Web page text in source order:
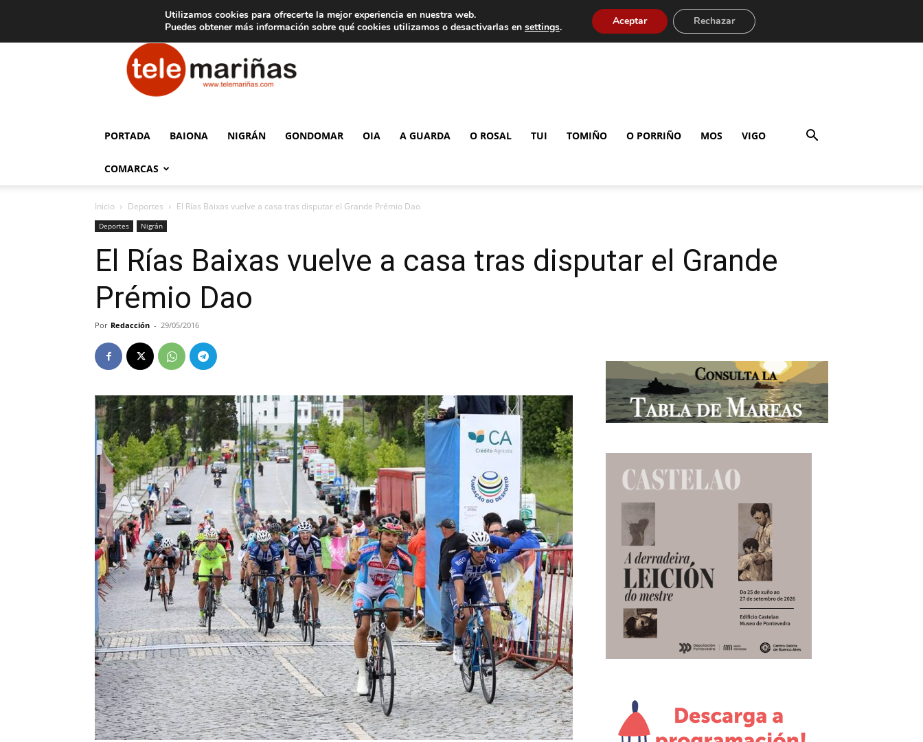
Aviso legal Tarifas de publicidad
Telemariñas
PORTADA BAIONA NIGRÁN GONDOMAR OIA A GUARDA O ROSAL TUI TOMIÑO O PORRIÑO MOS VIGO
COMARCAS
Inicio Deportes El Rías Baixas vuelve a casa tras disputar el Grande Prémio Dao
Deportes Nigrán
El Rías Baixas vuelve a casa tras disputar el Grande
Prémio Dao
Por Redacción - 29/05/2016
Utilizamos cookies para ofrecerte la mejor experiencia en nuestra web.
Puedes obtener más información sobre qué cookies utilizamos o desactivarlas en settings. Aceptar Rechazar